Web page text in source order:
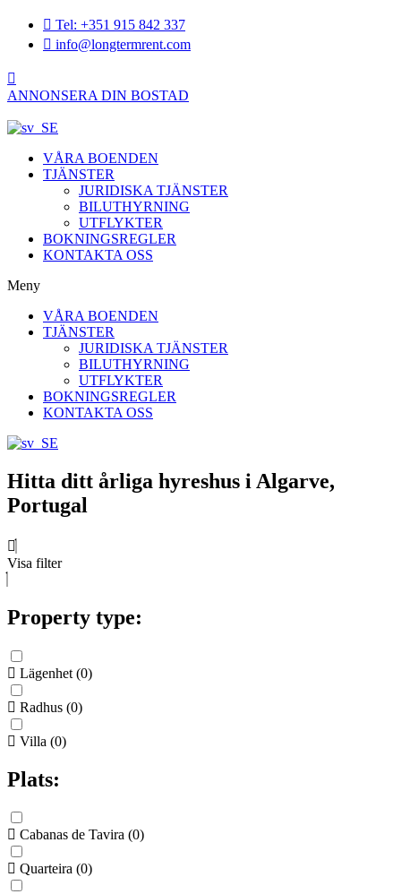
Tel: +351 915 842 337
info@longtermrent.com
ANNONSERA DIN BOSTAD
VÅRA BOENDEN
TJÄNSTER
JURIDISKA TJÄNSTER
BILUTHYRNING
UTFLYKTER
BOKNINGSREGLER
KONTAKTA OSS
Meny
VÅRA BOENDEN
TJÄNSTER
JURIDISKA TJÄNSTER
BILUTHYRNING
UTFLYKTER
BOKNINGSREGLER
KONTAKTA OSS
Hitta ditt årliga hyreshus i Algarve,
Portugal
Visa filter
Property type:
Lägenhet (0)
Radhus (0)
Villa (0)
Plats:
Cabanas de Tavira (0)
Quarteira (0)